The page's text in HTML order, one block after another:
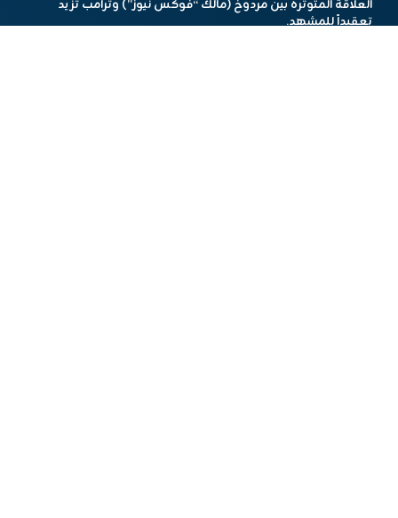
العلاقة المتوترة بين مردوخ (مالك “فوكس نيوز”) وترامب تزيد
تعقيداً للمشهد.